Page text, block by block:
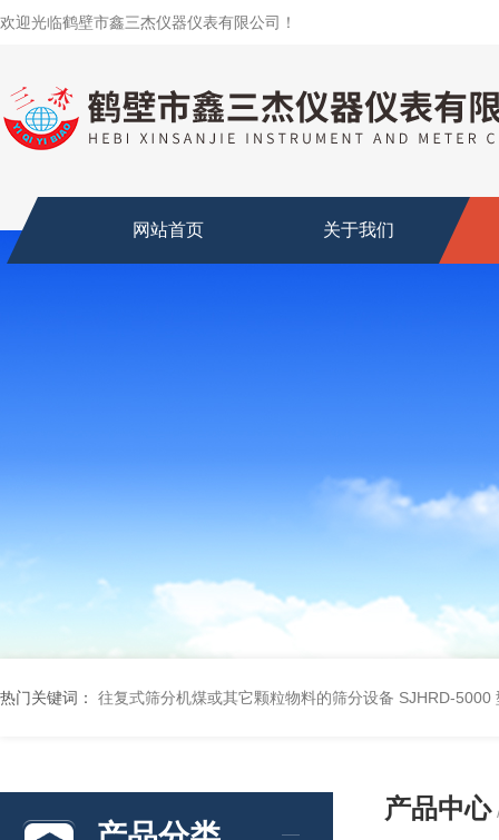
欢迎光临鹤壁市鑫三杰仪器仪表有限公司！
网站首页 关于我们
热门关键词： 往复式筛分机煤或其它颗粒物料的筛分设备 SJHRD-5000
产品中心